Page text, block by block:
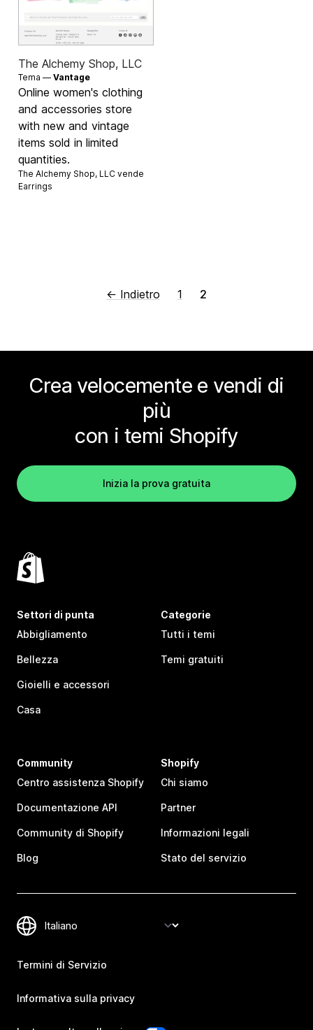
The Alchemy Shop, LLC
Tema —Vantage
Online women's clothing
and accessories store
with new and vintage
items sold in limited
quantities.
The Alchemy Shop, LLC vende
Earrings
← Indietro 1 2
Crea velocemente e vendi di
più
con i temi Shopify
Inizia la prova gratuita
Settori di punta
Abbigliamento
Bellezza
Gioielli e accessori
Casa
Categorie
Tutti i temi
Temi gratuiti
Community
Centro assistenza Shopify
Documentazione API
Community di Shopify
Blog
Shopify
Chi siamo
Partner
Informazioni legali
Stato del servizio
Termini di Servizio
Informativa sulla privacy